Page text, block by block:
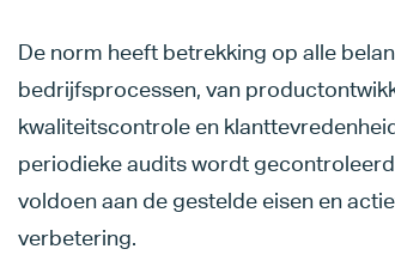
De norm heeft betrekking op alle
bedrijfsprocessen, van
kwaliteitscontrole en
periodieke audits wordt
voldoen aan de gestelde eisen en
verbetering.